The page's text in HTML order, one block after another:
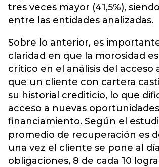
tres veces mayor (41,5%),
entre las entidades analizadas.
Sobre lo anterior, es
claridad en que la morosidad
crítico en el análisis del acceso
que un cliente con cartera
su historial crediticio, lo que
acceso a nuevas
financiamiento. Según el
promedio de recuperación es
una vez el cliente se pone al
obligaciones, 8 de cada 10